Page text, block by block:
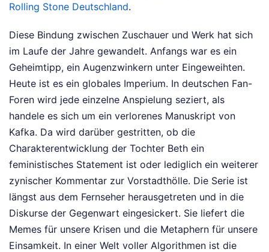
Rolling Stone Deutschland.
Diese Bindung zwischen Zuschauer und Werk hat sich
im Laufe der Jahre gewandelt. Anfangs war es ein
Geheimtipp, ein Augenzwinkern unter Eingeweihten.
Heute ist es ein globales Imperium. In deutschen Fan-
Foren wird jede einzelne Anspielung seziert, als
handele es sich um ein verlorenes Manuskript von
Kafka. Da wird darüber gestritten, ob die
Charakterentwicklung der Tochter Beth ein
feministisches Statement ist oder lediglich ein weiterer
zynischer Kommentar zur Vorstadthölle. Die Serie ist
längst aus dem Fernseher herausgetreten und in die
Diskurse der Gegenwart eingesickert. Sie liefert die
Memes für unsere Krisen und die Metaphern für unsere
Einsamkeit. In einer Welt voller Algorithmen ist die